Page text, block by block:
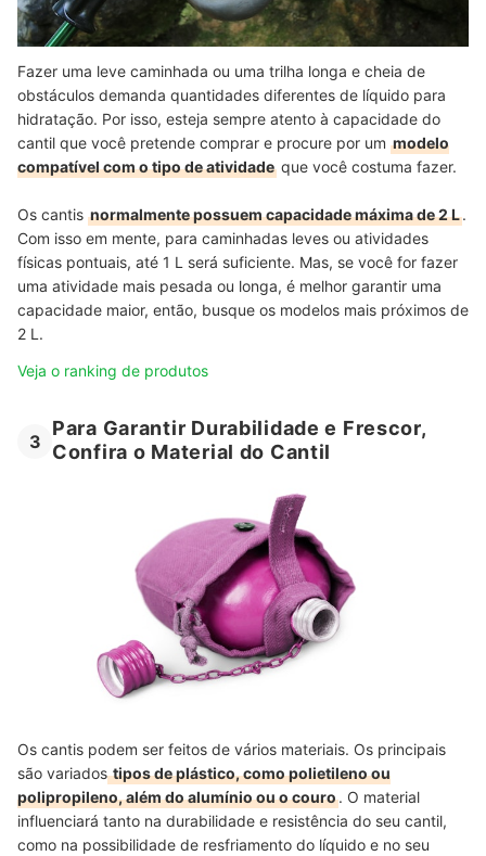
Fazer uma leve caminhada ou uma trilha longa e cheia de
obstáculos demanda quantidades diferentes de líquido para
hidratação. Por isso, esteja sempre atento à capacidade do
cantil que você pretende comprar e procure por um modelo
compatível com o tipo de atividade que você costuma fazer.
Os cantis normalmente possuem capacidade máxima de 2 L.
Com isso em mente, para caminhadas leves ou atividades
físicas pontuais, até 1 L será suficiente. Mas, se você for fazer
uma atividade mais pesada ou longa, é melhor garantir uma
capacidade maior, então, busque os modelos mais próximos de
2 L.
Veja o ranking de produtos
3
Para Garantir Durabilidade e Frescor,
Confira o Material do Cantil
Os cantis podem ser feitos de vários materiais. Os principais
são variadostipos de plástico, como polietileno ou
polipropileno, além do alumínio ou o couro. O material
influenciará tanto na durabilidade e resistência do seu cantil,
como na possibilidade de resfriamento do líquido e no seu